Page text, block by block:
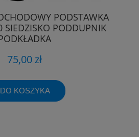
PODSTAWKA
SIEDZISKO PODDUPNIK
75,00 zł
DO KOSZYKA